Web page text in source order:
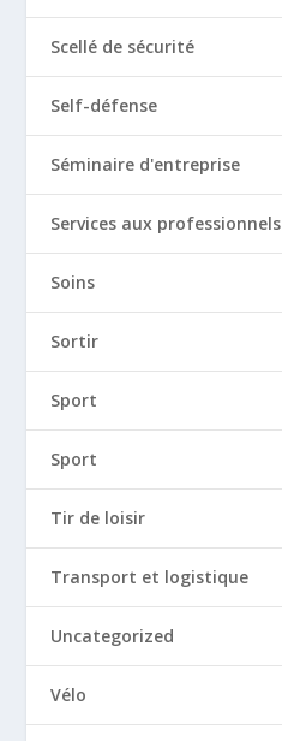
Scellé de sécurité
Self-défense
Séminaire d'entreprise
Services aux professionnels
Soins
Sortir
Sport
Sport
Tir de loisir
Transport et logistique
Uncategorized
Vélo